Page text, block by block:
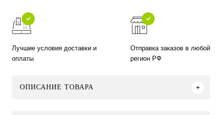
Лучшие условия доставки и
оплаты
Отправка заказов в любой
регион РФ
ОПИСАНИЕ ТОВАРА